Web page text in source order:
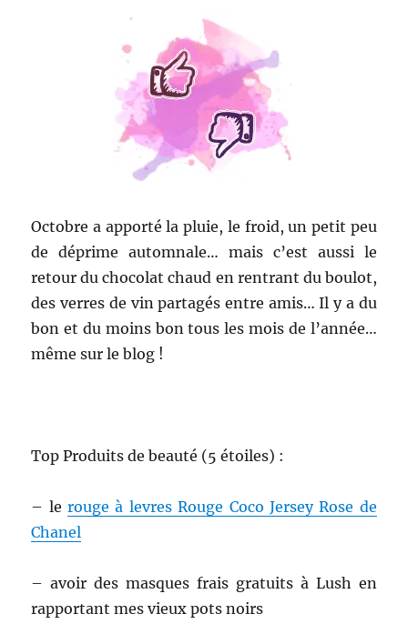
Octobre a apporté la pluie, le froid, un petit peu
de déprime automnale… mais c’est aussi le
retour du chocolat chaud en rentrant du boulot,
des verres de vin partagés entre amis… Il y a du
bon et du moins bon tous les mois de l’année…
même sur le blog !
Top Produits de beauté (5 étoiles) :
– lerouge à levres Rouge Coco Jersey Rose de
Chanel
– avoir des masques frais gratuits à Lush en
rapportant mes vieux pots noirs